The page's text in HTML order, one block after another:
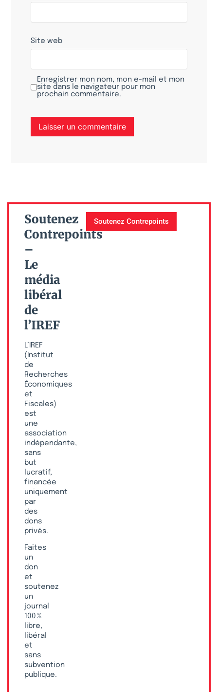
Site web
Enregistrer mon nom, mon e-mail et mon
site dans le navigateur pour mon
prochain commentaire.
Soutenez
Contrepoints
–
Le
média
libéral
de
l’IREF
L’IREF
(Institut
de
Recherches
Économiques
et
Fiscales)
est
une
association
indépendante,
sans
but
lucratif,
financée
uniquement
par
des
dons
privés.
Faites
un
don
et
soutenez
un
journal
100 %
libre,
libéral
et
sans
subvention
publique.
Soutenez Contrepoints